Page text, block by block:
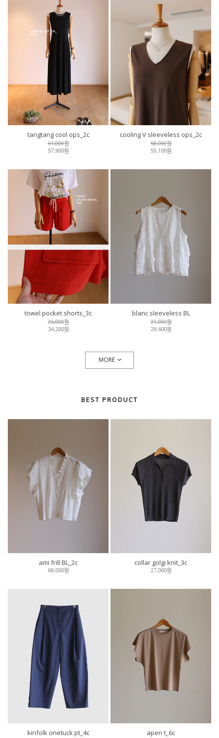
tangtang cool ops_2c
61,000원
57,900원
cooling V sleeveless ops_2c
58,000원
55,100원
towel pocket shorts_3c
36,000원
34,200원
blanc sleeveless BL
31,000원
29,400원
MORE
BEST PRODUCT
ami frill BL_2c
68,000원
collar golgi knit_3c
27,000원
kinfolk onetuck pt_4c apen t_6c